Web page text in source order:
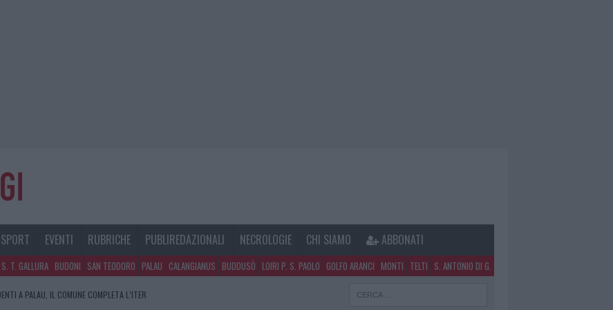
SPORT EVENTI RUBRICHE PUBLIREDAZIONALI NECROLOGIE CHI SIAMO ABBONATI
S. T. GALLURA BUDONI SAN TEODORO PALAU CALANGIANUS BUDDUSÒ LOIRI P. S. PAOLO GOLFO ARANCI MONTI TELTI S. ANTONIO DI G.
A PALAU, IL COMUNE COMPLETA L’ITER